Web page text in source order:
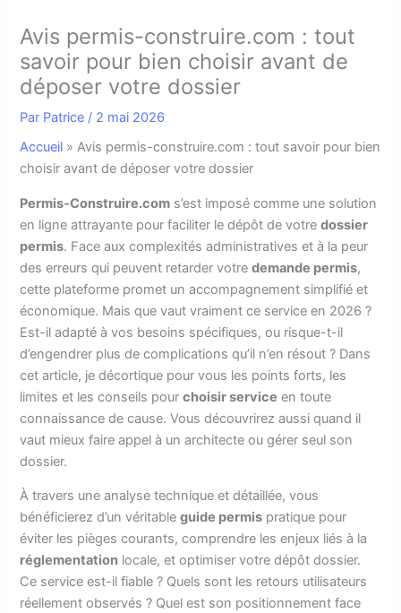
Avis permis-construire.com : tout
savoir pour bien choisir avant de
déposer votre dossier
Par Patrice / 2 mai 2026
Accueil »Avis permis-construire.com : tout savoir pour bien
choisir avant de déposer votre dossier
Permis-Construire.com s’est imposé comme une solution
en ligne attrayante pour faciliter le dépôt de votredossier
permis. Face aux complexités administratives et à la peur
des erreurs qui peuvent retarder votredemande permis,
cette plateforme promet un accompagnement simplifié et
économique. Mais que vaut vraiment ce service en 2026 ?
Est-il adapté à vos besoins spécifiques, ou risque-t-il
d’engendrer plus de complications qu’il n’en résout ? Dans
cet article, je décortique pour vous les points forts, les
limites et les conseils pourchoisir service en toute
connaissance de cause. Vous découvrirez aussi quand il
vaut mieux faire appel à un architecte ou gérer seul son
dossier.
À travers une analyse technique et détaillée, vous
bénéficierez d’un véritableguide permis pratique pour
éviter les pièges courants, comprendre les enjeux liés à la
réglementation locale, et optimiser votre dépôt dossier.
Ce service est-il fiable ? Quels sont les retours utilisateurs
réellement observés ? Quel est son positionnement face